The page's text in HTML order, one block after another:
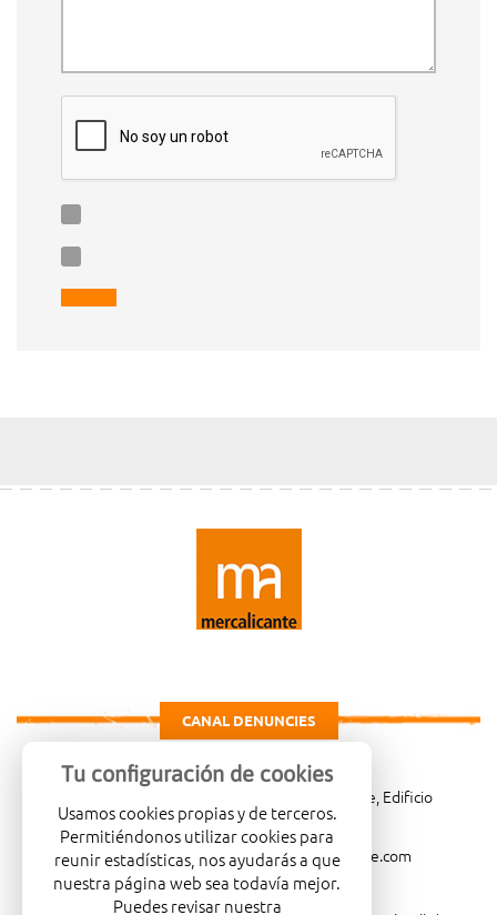
CANAL DENUNCIES
Carretera de Madrid Km. 4, 03007 Alicante, Edificio
Administrativo, planta 3ª
966081001
merca@mercalicante.com
Tu configuración de cookies
Usamos cookies propias y de terceros.
Permitiéndonos utilizar cookies para
reunir estadísticas, nos ayudarás a que
nuestra página web sea todavía mejor.
Puedes revisar nuestra